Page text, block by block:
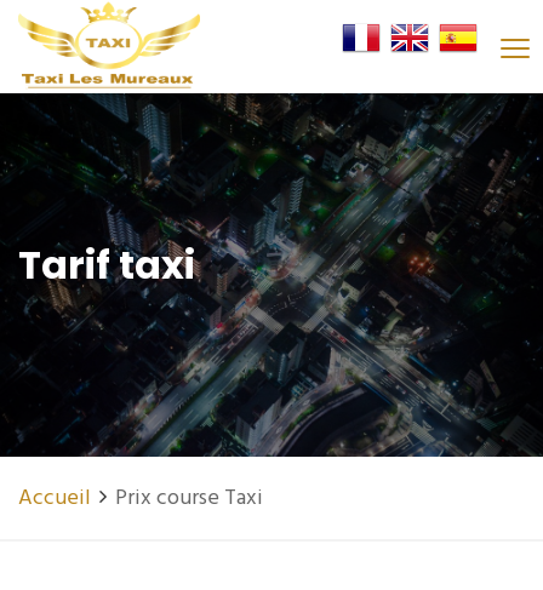
Tarif taxi
Accueil Prix course Taxi